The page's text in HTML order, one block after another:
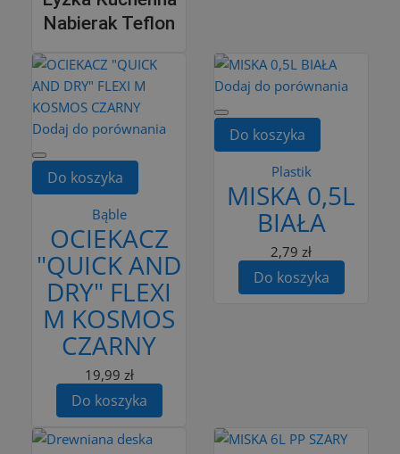
Nabierak Teflon
Dodaj do porównania
Do koszyka
Bąble
OCIEKACZ
"QUICK AND
DRY" FLEXI
M KOSMOS
CZARNY
19,99 zł
Do koszyka
Dodaj do porównania
Do koszyka
Plastik
MISKA 0,5L
BIAŁA
2,79 zł
Do koszyka